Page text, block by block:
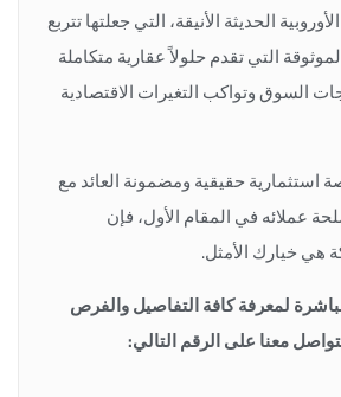
الحديثة الأنيقة، التي جعلتها تتربع
التي تقدم حلولاً عقارية متكاملة
السوق وتواكب التغيرات الاقتصادية
حقيقية ومضمونة العائد مع
عملائه في المقام الأول، فإن
خيارك الأمثل.
لمعرفة كافة التفاصيل والفرص
معنا على الرقم التالي: